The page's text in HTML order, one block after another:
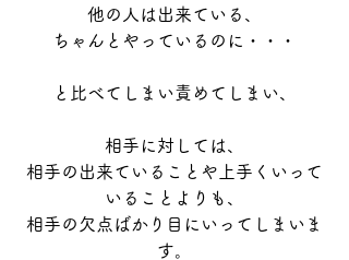
他の人は出来ている、
ちゃんとやっているのに・・・
と比べてしまい責めてしまい、
相手に対しては、
相手の出来ていることや上手くいって
いることよりも、
相手の欠点ばかり目にいってしまいま
す。